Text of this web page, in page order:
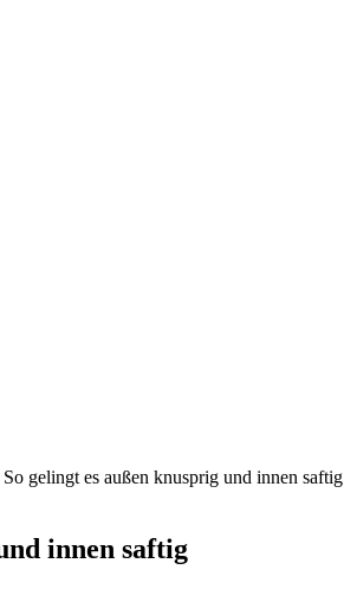
gelingt es außen knusprig und innen saftig
innen saftig